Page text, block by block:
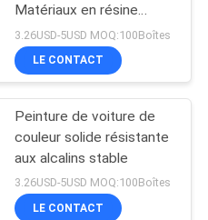
de
voiture
26
Matériaux en résine
acrylique Pratique
3.26USD-5USD MOQ:100Boîtes
LE CONTACT
Peinture de voiture de
couleur solide résistante
aux alcalins stable
3.26USD-5USD MOQ:100Boîtes
LE CONTACT